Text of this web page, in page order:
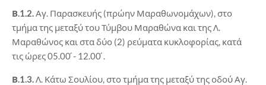
Β.1.2.Αγ. Παρασκευής (πρώην Μαραθωνομάχων), στο
τμήμα της μεταξύ του Τύμβου Μαραθώνα και της Λ.
Μαραθώνος και στα δύο (2) ρεύματα κυκλοφορίας, κατά
τις ώρες 05.00 ́- 12.00 ́.
Β.1.3.Λ. Κάτω Σουλίου, στο τμήμα της μεταξύ της οδού Αγ.